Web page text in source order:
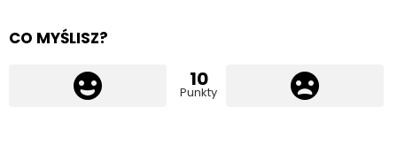
CO MYŚLISZ?
10
Punkty